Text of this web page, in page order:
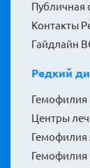
Публичная
Контакты
Гайдлайн
Редкий
Гемофилия
Центры
Гемофилия
Гемофилия